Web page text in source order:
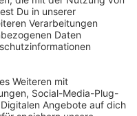
Consent
Politiker, eine
Leben von James
dieser Mann wirklich